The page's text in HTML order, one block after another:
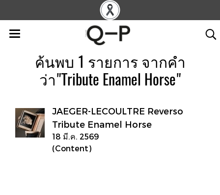
ค้นพบ 1 รายการ จากคำ
ว่า"Tribute Enamel Horse"
JAEGER-LECOULTRE Reverso
Tribute Enamel Horse
18 มี.ค. 2569
(Content)